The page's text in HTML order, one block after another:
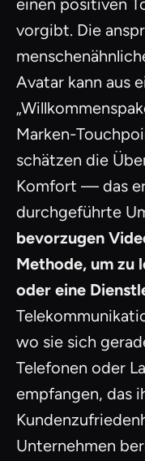
einen positiven
vorgibt. Die
Avatar kann aus
Marken-
schätzen die
Komfort — das
durchgeführte
bevorzugen
Methode, um zu
oder eine
wo sie sich
Telefonen oder
empfangen, das
Unternehmen